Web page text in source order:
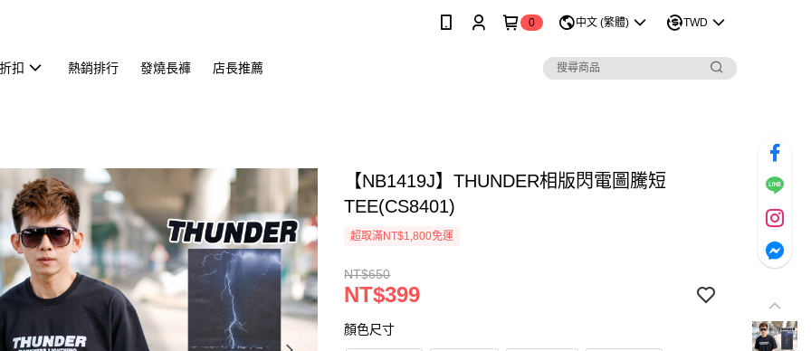
0 中文 (繁體) TWD
扣 熱銷排行 發燒長褲 店長推薦
【NB1419J】THUNDER相版閃電圖騰短
TEE(CS8401)
超取滿NT$1,800免運
NT$650
NT$399
顏色尺寸